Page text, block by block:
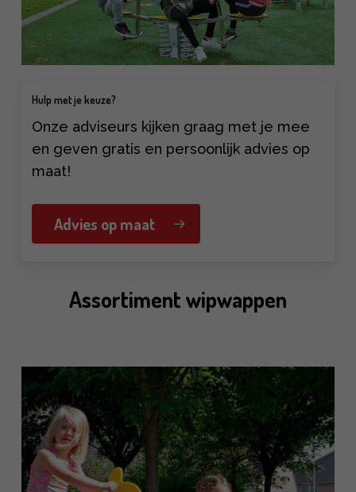
Hulp met je keuze?
Onze adviseurs kijken graag met je mee
en geven gratis en persoonlijk advies op
maat!
Advies op maat
Assortiment wipwappen